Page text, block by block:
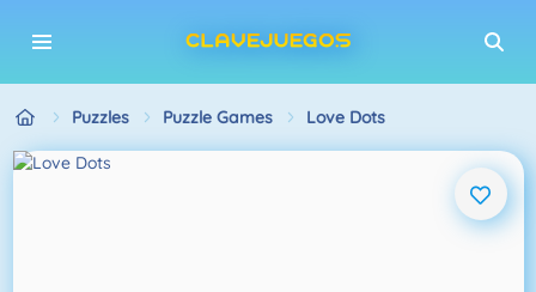
Puzzles Puzzle Games Love Dots